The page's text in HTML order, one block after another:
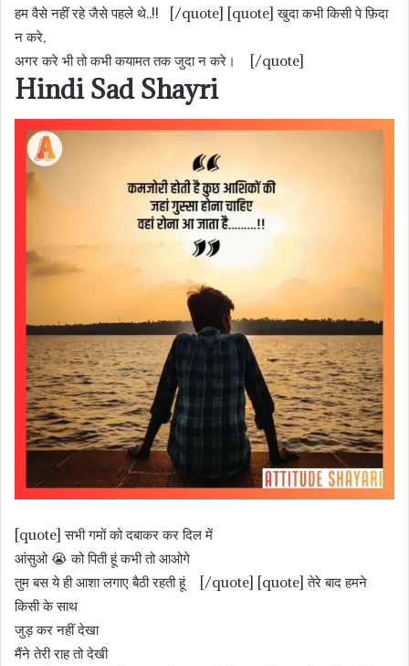
हम वैसे नहीं रहे जैसे पहले थे..!! [/quote] [quote] खुदा कभी किसी पे फ़िदा
न करे,
अगर करे भी तो कभी कयामत तक जुदा न करे। [/quote]
Hindi Sad Shayri
[quote] सभी गमों को दबाकर कर दिल में
आंसुओ 😭 को पिती हूं कभी तो आओगे
तुम बस ये ही आशा लगाए बैठी रहती हूं [/quote] [quote] तेरे बाद हमने
किसी के साथ
जुड़ कर नहीं देखा
मैंने तेरी राह तो देखी